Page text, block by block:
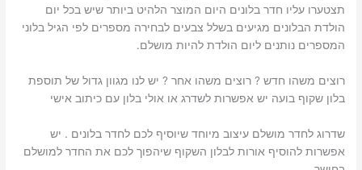
תצטערו עליו חדר בלונים היום המוצר הלהיט ביותר שיש בכל יום
הולדת הבלונים מגיעים בשלל צבעים לבחירה מספרים לפי הגיל בלוני
המספרים נותנים ליום הולדת להיות מושלם.
רוצים משהו חדש ? רוצים משהו אחר ? יש לנו מגוון גדול של תוספת
בלון שקוף בועה יש אפשרות לשדרג או אולי בלון עם כיתוב אישי
שדרוג לחדר מושלם עיצוב מיוחד שיוסיף לכם לחדר בלונים . יש
אפשרות להוסיף אורות לבלון השקוף שיהפוך לכם את החדר למושלם